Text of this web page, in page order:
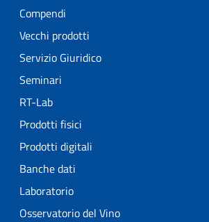
Compendi
Vecchi prodotti
Servizio Giuridico
Seminari
RT-Lab
Prodotti fisici
Prodotti digitali
Banche dati
Laboratorio
Osservatorio del Vino